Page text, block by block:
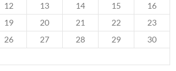
12 13 14 15
16
19 20 21 22
23
26 27 28 29
30